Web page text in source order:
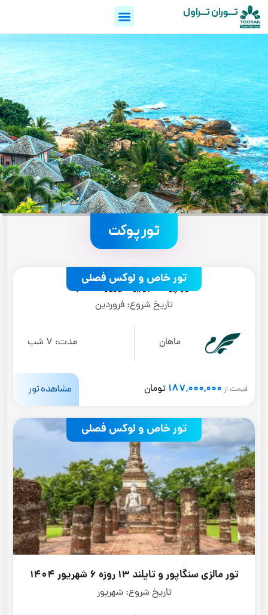
تـــوران تـــراول
تور پوکت
تور خاص و لوکس فصلی
تور پوکت (ویژه نوروز1405)
تاریخ شروع: فروردین
ماهان مدت: 7 شب
قیمت از 187,000,000 تومان مشاهده تور
تور خاص و لوکس فصلی
تور مالزی سنگاپور و تایلند 13 روزه 6 شهریور 1404
تاریخ شروع: شهریور